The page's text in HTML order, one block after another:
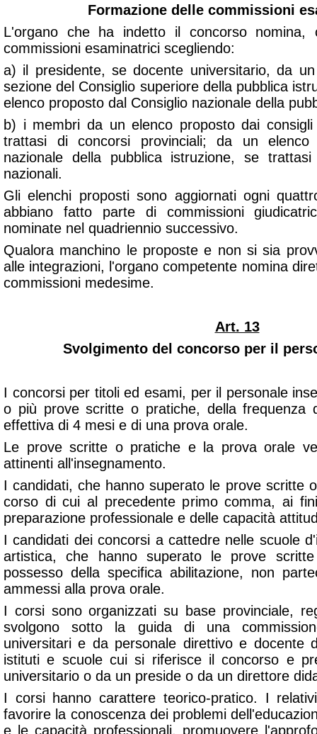
Formazione delle commissioni
L'organo che ha indetto il concorso nomina,
commissioni esaminatrici scegliendo:
a) il presidente, se docente universitario, da
sezione del Consiglio superiore della pubblica
elenco proposto dal Consiglio nazionale della
b) i membri da un elenco proposto dai
trattasi di concorsi provinciali; da un elenco
nazionale della pubblica istruzione, se
nazionali.
Gli elenchi proposti sono aggiornati ogni
abbiano fatto parte di commissioni
nominate nel quadriennio successivo.
Qualora manchino le proposte e non si sia
alle integrazioni, l'organo competente nomina
commissioni medesime.
Art. 13
Svolgimento del concorso per il
I concorsi per titoli ed esami, per il personale
o più prove scritte o pratiche, della frequenza
effettiva di 4 mesi e di una prova orale.
Le prove scritte o pratiche e la prova orale
attinenti all'insegnamento.
I candidati, che hanno superato le prove scritte
corso di cui al precedente primo comma, ai
preparazione professionale e delle capacità
I candidati dei concorsi a cattedre nelle scuole
artistica, che hanno superato le prove
possesso della specifica abilitazione, non
ammessi alla prova orale.
I corsi sono organizzati su base provinciale,
svolgono sotto la guida di una
universitari e da personale direttivo e docente
istituti e scuole cui si riferisce il concorso e
universitario o da un preside o da un direttore
I corsi hanno carattere teorico-pratico. I
favorire la conoscenza dei problemi
e le capacità professionali, promuovere